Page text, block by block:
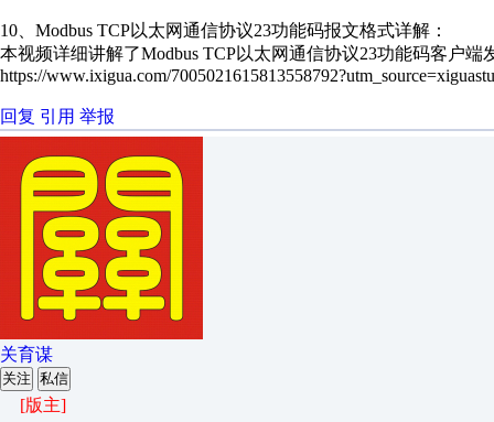
10、Modbus TCP以太网通信协议23功能码报文格式详解：
本视频详细讲解了Modbus TCP以太网通信协议23功能码客户
https://www.ixigua.com/
回复 引用 举报
关育谋
关注 私信
[版主]